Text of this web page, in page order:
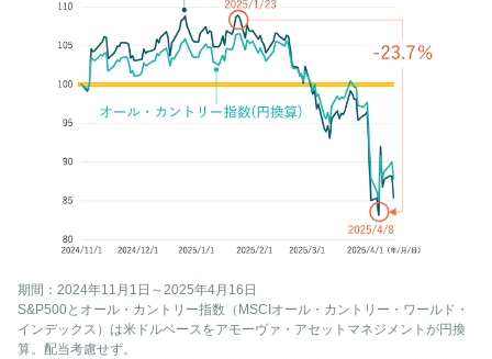
期間：2024年11月1日～2025年4月16日
S&P500とオール・カントリー指数（MSCIオール・カントリー・ワールド・
インデックス）は米ドルベースをアモーヴァ・アセットマネジメントが円換
算。配当考慮せず。